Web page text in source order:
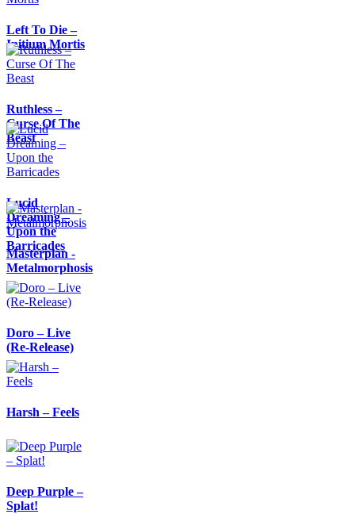
Left To Die –
Initium Mortis
Ruthless –
Curse Of The
Beast
Lucid
Dreaming –
Upon the
Barricades
Masterplan -
Metalmorphosis
Doro – Live
(Re-Release)
Harsh – Feels
Deep Purple –
Splat!